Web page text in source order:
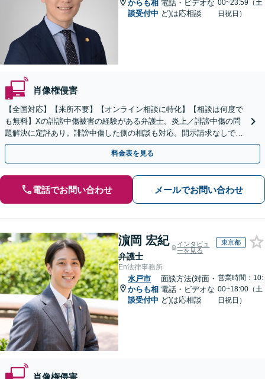
からも相
談受付中
電話・ビデオな
ど)は応相談
00~23:59（土
日祝日）
肖像権侵害
【全国対応】【来所不要】【オンライン相談に特化】【相談は何度で
も無料】Xの誹謗中傷被害の経験がある弁護士。炎上／誹謗中傷の問
題解決に定評あり。誹謗中傷した側の相談も対応。開示請求なしで本
人の特定ができる場合もあり。
料金表を見る
電話でお問い合わせ メールでお問い合わせ
濵岡 宏紀
弁護士
インタビュ
ーを見る
東京都
En法律事務所
水戸市
からも相
談受付中
面談方法(対面・
電話・ビデオな
ど)は応相談
営業時間：10:
00~18:00（土
日祝日）
肖像権侵害